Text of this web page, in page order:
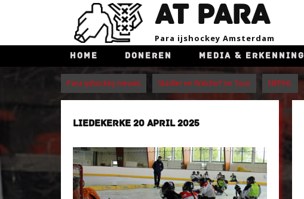
AT PARA
Para ijsho​ckey Amsterdam
HOME DONEREN MEDIA & ERKENNING
Para ijshockey nieuws Stadler en Waldorf on Tour NEPIHL
LIEDEKERKE 20 APRIL 2025